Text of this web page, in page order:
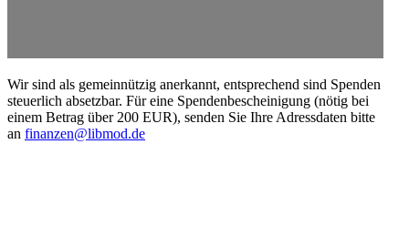
Wir sind als gemein­nützig anerkannt, entspre­chend sind Spenden
steuerlich absetzbar. Für eine Spenden­be­schei­nigung (nötig bei
einem Betrag über 200 EUR), senden Sie Ihre Adress­daten bitte
an finanzen@libmod.de